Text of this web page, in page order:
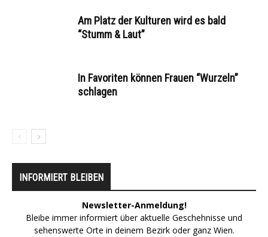
Am Platz der Kulturen wird es bald
“Stumm & Laut”
In Favoriten können Frauen “Wurzeln”
schlagen
INFORMIERT BLEIBEN
Newsletter-Anmeldung!
Bleibe immer informiert über aktuelle Geschehnisse und
sehenswerte Orte in deinem Bezirk oder ganz Wien.